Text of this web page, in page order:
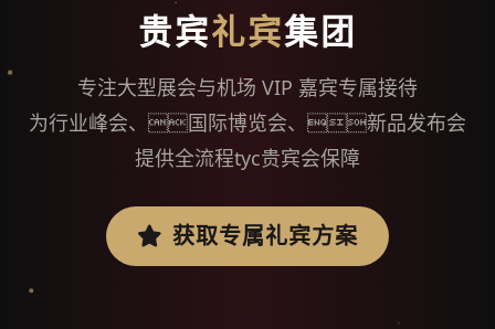
贵宾礼宾集团
专注大型展会与机场 VIP 嘉宾专属接待
为行业峰会、国际博览会、新品发布会
提供全流程tyc贵宾会保障
获取专属礼宾方案